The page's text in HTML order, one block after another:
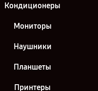
Кондиционеры
Мониторы
Наушники
Планшеты
Принтеры